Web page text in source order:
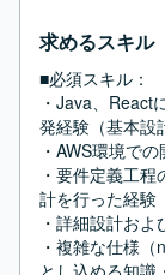
求めるスキル
■必須スキル：
・Java、React
発経験（基本設
・AWS環境で
・要件定義工
計を行った経験
・詳細設計お
・複雑な仕様
とし込める知識